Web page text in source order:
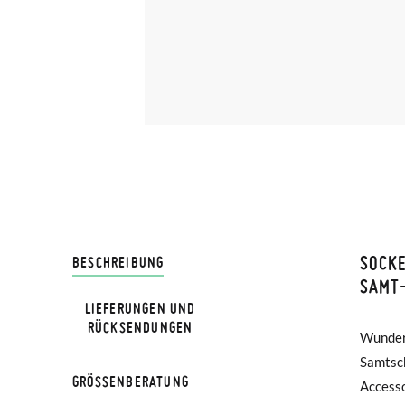
BESCHREIBUNG
Farben,
LIEFERUNGEN UND
RÜCKSENDUNGEN
GRÖSSENBERATUNG